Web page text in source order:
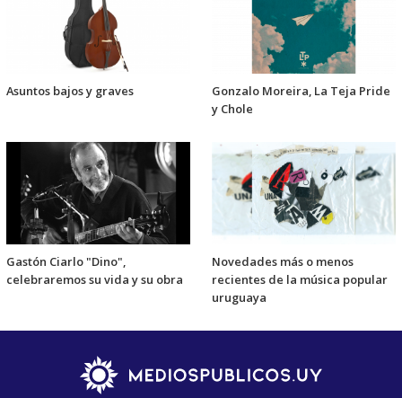
Asuntos bajos y graves
Gonzalo Moreira, La Teja Pride
y Chole
Gastón Ciarlo "Dino",
celebraremos su vida y su obra
Novedades más o menos
recientes de la música popular
uruguaya